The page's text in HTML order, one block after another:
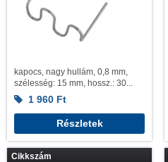
kapocs, nagy hullám, 0,8 mm,
szélesség: 15 mm, hossz.: 30...
1 960 Ft
Részletek
Cikkszám